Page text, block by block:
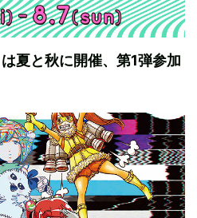
夏と秋に開催、第1弾参加